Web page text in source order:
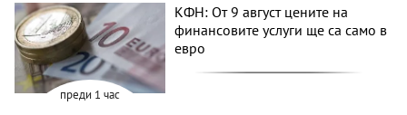
преди 1 час
КФН: От 9 август цените на
финансовите услуги ще са само в
евро